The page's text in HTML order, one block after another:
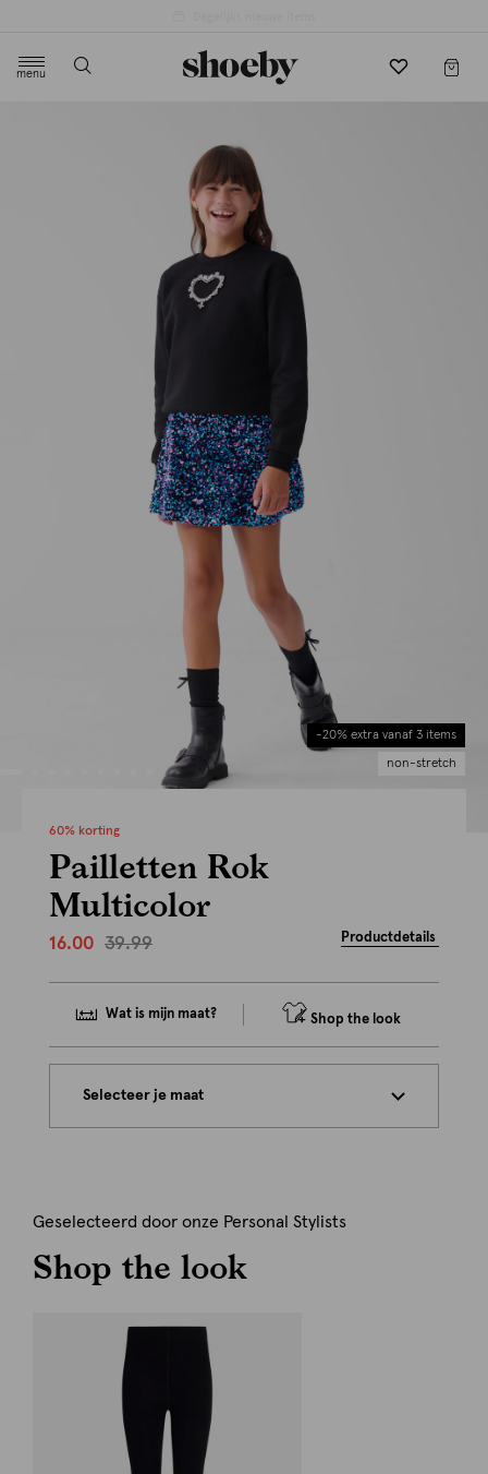
menu
-20% extra vanaf 3 items
non-stretch
60% korting
Pailletten Rok
Multicolor
16.00 39.99 Productdetails
Wat is mijn maat? Shop the look
Selecteer je maat
Geselecteerd door onze Personal Stylists
Shop the look